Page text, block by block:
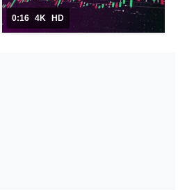
0:16 4K HD